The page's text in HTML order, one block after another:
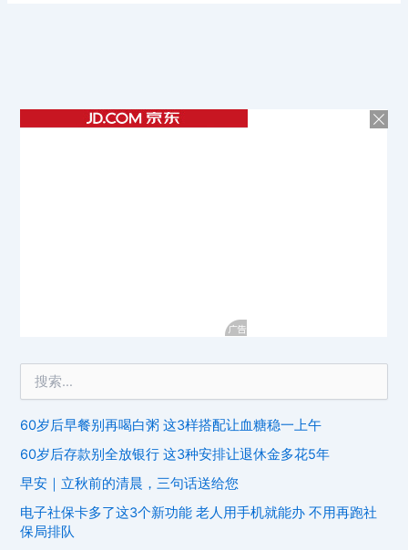
60岁后早餐别再喝白粥 这3样搭配让血糖稳一上午
60岁后存款别全放银行 这3种安排让退休金多花5年
早安｜立秋前的清晨，三句话送给您
电子社保卡多了这3个新功能 老人用手机就能办 不用再跑社
保局排队